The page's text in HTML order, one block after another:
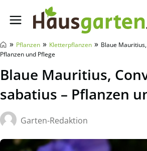
Hausgarten.net
» Pflanzen » Kletterpflanzen » Blaue
Pflanzen und Pflege
Blaue Mauritius,
sabatius – Pflanzen
Garten-Redaktion